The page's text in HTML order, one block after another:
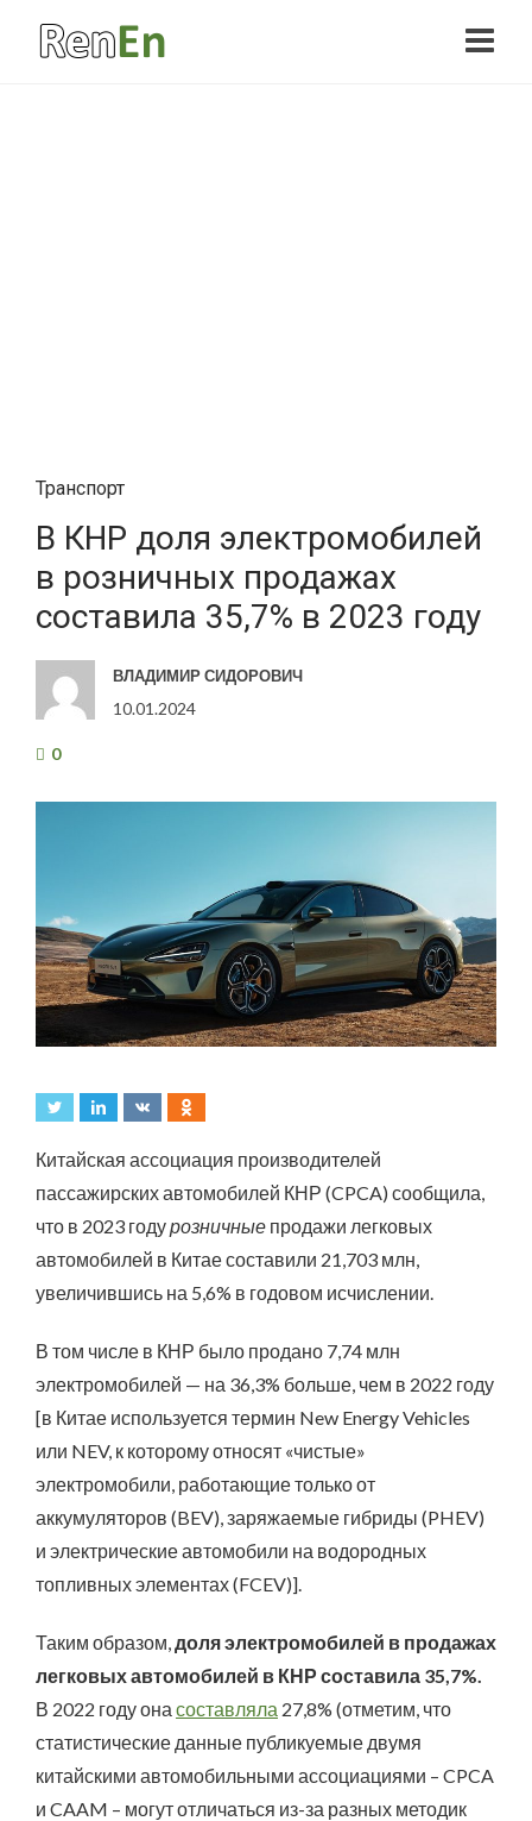
Транспорт
В КНР доля электромобилей
в розничных продажах
составила 35,7% в 2023 году
ВЛАДИМИР СИДОРОВИЧ
10.01.2024
0
Китайская ассоциация производителей
пассажирских автомобилей КНР (CPCA) сообщила,
что в 2023 годурозничные продажи легковых
автомобилей в Китае составили 21,703 млн,
увеличившись на 5,6% в годовом исчислении.
В том числе в КНР было продано 7,74 млн
электромобилей — на 36,3% больше, чем в 2022 году
[в Китае используется термин New Energy Vehicles
или NEV, к которому относят «чистые»
электромобили, работающие только от
аккумуляторов (BEV), заряжаемые гибриды (PHEV)
и электрические автомобили на водородных
топливных элементах (FCEV)].
Таким образом, доля электромобилей в продажах
легковых автомобилей в КНР составила 35,7%.
В 2022 году она составляла 27,8% (отметим, что
статистические данные публикуемые двумя
китайскими автомобильными ассоциациями – CPCA
и CAAM – могут отличаться из-за разных методик